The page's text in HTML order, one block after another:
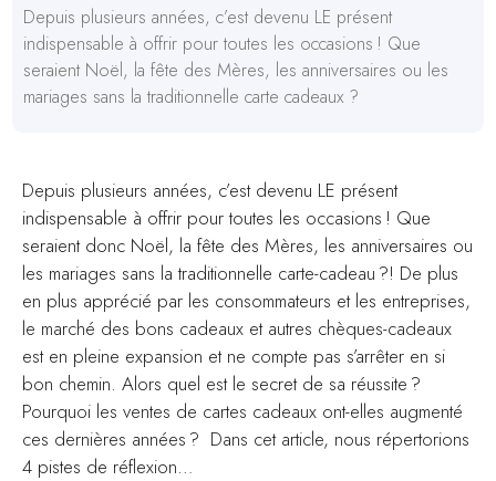
Depuis plusieurs années, c’est devenu LE présent
indispensable à offrir pour toutes les occasions ! Que
seraient Noël, la fête des Mères, les anniversaires ou les
mariages sans la traditionnelle carte cadeaux ?
Depuis plusieurs années, c’est devenu LE présent
indispensable à offrir pour toutes les occasions ! Que
seraient donc Noël, la fête des Mères, les anniversaires ou
les mariages sans la traditionnelle carte-cadeau ?! De plus
en plus apprécié par les consommateurs et les entreprises,
le marché des bons cadeaux et autres chèques-cadeaux
est en pleine expansion et ne compte pas s’arrêter en si
bon chemin. Alors quel est le secret de sa réussite ?
Pourquoi les ventes de cartes cadeaux ont-elles augmenté
ces dernières années ? Dans cet article, nous répertorions
4 pistes de réflexion…